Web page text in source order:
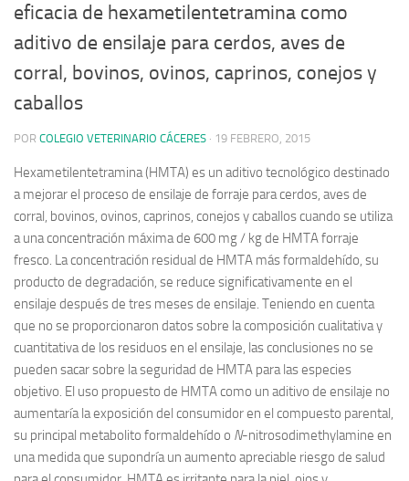
eficacia de hexametilentetramina como
aditivo de ensilaje para cerdos, aves de
corral, bovinos, ovinos, caprinos, conejos y
caballos
POR COLEGIO VETERINARIO CÁCERES · 19 FEBRERO, 2015
Hexametilentetramina (HMTA) es un aditivo tecnológico destinado
a mejorar el proceso de ensilaje de forraje para cerdos, aves de
corral, bovinos, ovinos, caprinos, conejos y caballos cuando se utiliza
a una concentración máxima de 600 mg / kg de HMTA forraje
fresco. La concentración residual de HMTA más formaldehído, su
producto de degradación, se reduce significativamente en el
ensilaje después de tres meses de ensilaje. Teniendo en cuenta
que no se proporcionaron datos sobre la composición cualitativa y
cuantitativa de los residuos en el ensilaje, las conclusiones no se
pueden sacar sobre la seguridad de HMTA para las especies
objetivo. El uso propuesto de HMTA como un aditivo de ensilaje no
aumentaría la exposición del consumidor en el compuesto parental,
su principal metabolito formaldehído o N-nitrosodimethylamine en
una medida que supondría un aumento apreciable riesgo de salud